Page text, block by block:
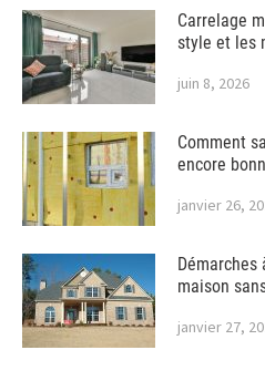
Carrelage
style et les
juin 8, 2026
Comment
encore
janvier 26,
Démarches
maison
janvier 27,